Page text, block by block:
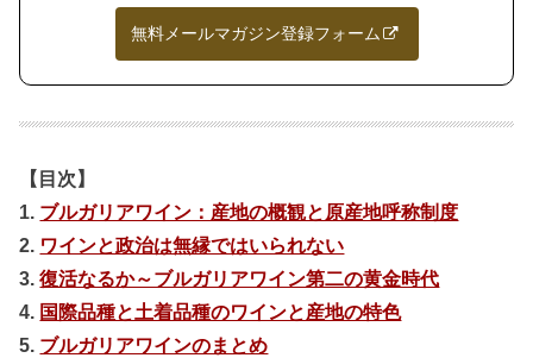
無料メールマガジン登録フォーム
【目次】
1. ブルガリアワイン：産地の概観と原産地呼称制度
2. ワインと政治は無縁ではいられない
3.復活なるか～ブルガリアワイン第二の黄金時代
4. 国際品種と土着品種のワインと産地の特色
5. ブルガリアワインのまとめ